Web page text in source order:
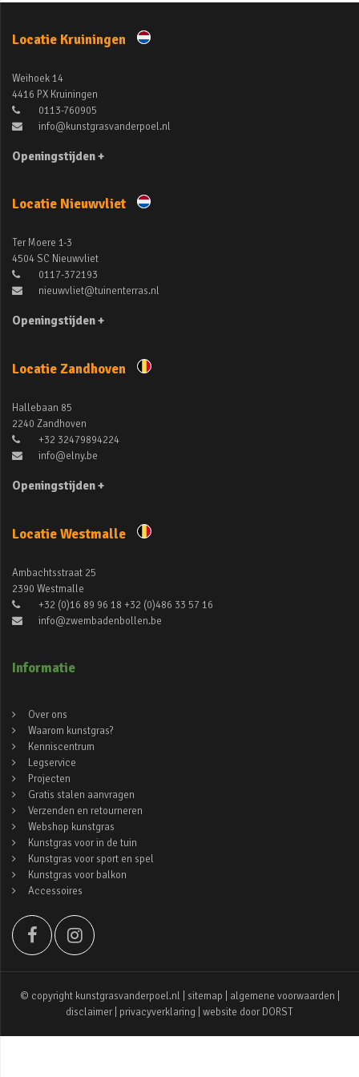
Locatie Kruiningen
Weihoek 14
4416 PX Kruiningen
0113-760905
info@kunstgrasvanderpoel.nl
Openingstijden +
Locatie Nieuwvliet
Ter Moere 1-3
4504 SC Nieuwvliet
0117-372193
nieuwvliet@tuinenterras.nl
Openingstijden +
Locatie Zandhoven
Hallebaan 85
2240 Zandhoven
+32 32479894224
info@elny.be
Openingstijden +
Locatie Westmalle
Ambachtsstraat 25
2390 Westmalle
+32 (0)16 89 96 18 +32 (0)486 33 57 16
info@zwembadenbollen.be
Informatie
Over ons
Waarom kunstgras?
Kenniscentrum
Legservice
Projecten
Gratis stalen aanvragen
Verzenden en retourneren
Webshop kunstgras
Kunstgras voor in de tuin
Kunstgras voor sport en spel
Kunstgras voor balkon
Accessoires
© copyright kunstgrasvanderpoel.nl | sitemap algemene voorwaarden
disclaimer
privacyverklaring | website door DORST